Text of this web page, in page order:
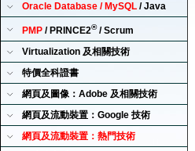
Oracle Database / MySQL / Java
PMP / PRINCE2®/ Scrum
Virtualization 及相關技術
特價全科證書
網頁及圖像：Adobe 及相關技術
網頁及流動裝置：Google 技術
網頁及流動裝置：熱門技術